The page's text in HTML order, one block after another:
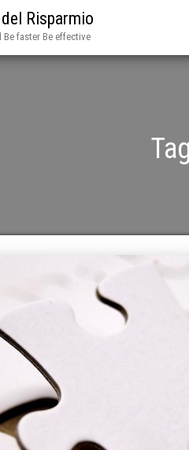
Risparmio
Be faster Be effective